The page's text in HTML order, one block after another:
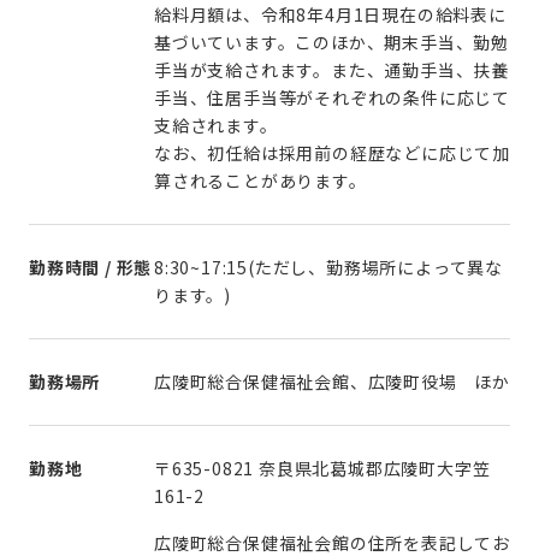
給料月額は、令和8年4月1日現在の給料表に
基づいています。このほか、期末手当、勤勉
手当が支給されます。また、通勤手当、扶養
手当、住居手当等がそれぞれの条件に応じて
支給されます。
なお、初任給は採用前の経歴などに応じて加
算されることがあります。
勤務時間 / 形態8:30~17:15(ただし、勤務場所によって異な
ります。)
勤務場所 広陵町総合保健福祉会館、広陵町役場 ほか
勤務地
〒635-0821 奈良県北葛城郡広陵町大字笠
161-2
広陵町総合保健福祉会館の住所を表記してお